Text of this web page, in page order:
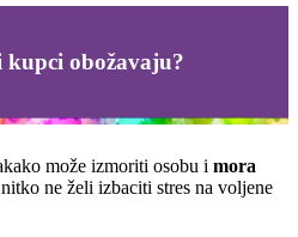
kupci obožavaju?
može izmoriti osobu i mora
ne želi izbaciti stres na voljene